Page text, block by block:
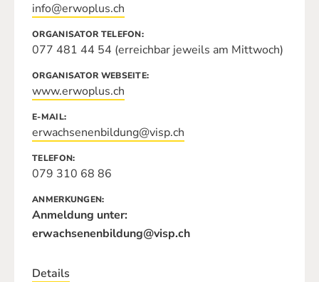
info@erwoplus.ch
ORGANISATOR TELEFON
077 481 44 54 (erreichbar jeweils am Mittwoch)
ORGANISATOR WEBSEITE
www.erwoplus.ch
E-MAIL
erwachsenenbildung@visp.ch
TELEFON
079 310 68 86
ANMERKUNGEN
Anmeldung unter:
erwachsenenbildung@visp.ch
Details